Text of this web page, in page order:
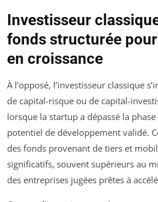
Investisseur
fonds structurée
en croissance
À l’opposé, l’investisseur classique
de capital-risque ou de capital-
lorsque la startup a dépassé la
potentiel de développement validé.
des fonds provenant de tiers et
significatifs, souvent supérieurs au
des entreprises jugées prêtes à